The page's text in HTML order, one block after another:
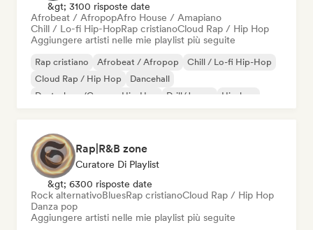
&gt; 3100 risposte date
Afrobeat / AfropopAfro House / Amapiano
Chill / Lo-fi Hip-HopRap cristianoCloud Rap / Hip Hop
Aggiungere artisti nelle mie playlist più seguite
Rap cristiano Afrobeat / Afropop
Chill / Lo-fi Hip-Hop
Cloud Rap / Hip Hop
Dancehall
Deutschrap/German Hip-Hop
Drill/Jersey Hip-hop
Rap|R&B zone
Curatore Di Playlist
&gt; 6300 risposte date
Rock alternativoBluesRap cristianoCloud Rap / Hip Hop
Danza pop
Aggiungere artisti nelle mie playlist più seguite